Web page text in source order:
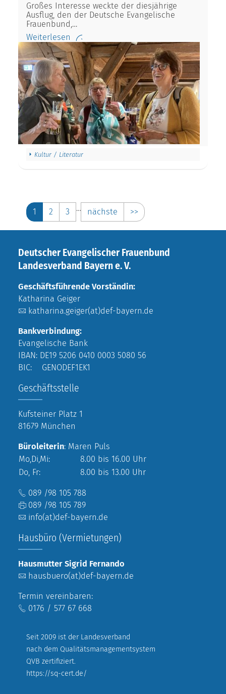
Großes Interesse weckte der diesjährige
Ausflug, den der Deutsche Evangelische
Frauenbund,…
Weiterlesen
Kultur / Literatur
1 2 3 … nächste >>
Deutscher Evangelischer Frauenbund
Landesverband Bayern e. V.
Geschäftsführende Vorständin:
Katharina Geiger
katharina.geiger(at)def-bayern.de
Bankverbindung:
Evangelische Bank
IBAN: DE19 5206 0410 0003 5080 56
BIC: GENODEF1EK1
Geschäftsstelle
Kufsteiner Platz 1
81679 München
Büroleiterin: Maren Puls
Mo,Di,Mi:
8.00 bis 16.00 Uhr
Do, Fr:
8.00 bis 13.00 Uhr
089 /98 105 788
089 /98 105 789
info(at)def-bayern.de
Hausbüro (Vermietungen)
Hausmutter Sigrid Fernando
hausbuero(at)def-bayern.de
Termin vereinbaren:
0176 / 577 67 668
Seit 2009 ist der Landesverband
nach dem Qualitätsmanagementsystem
QVB zertifiziert.
https://sq-cert.de/